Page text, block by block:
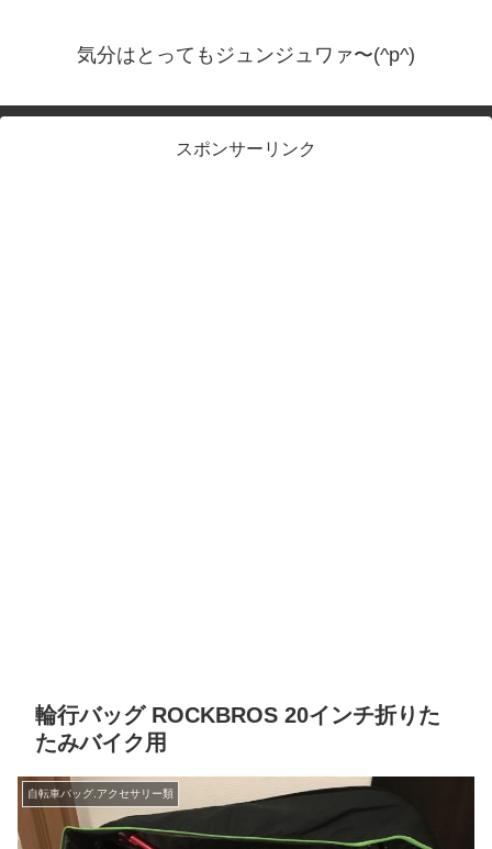
気分はとってもジュンジュワァ〜(^p^)
スポンサーリンク
輪行バッグ ROCKBROS 20インチ折りた
たみバイク用
自転車バッグ.アクセサリー類